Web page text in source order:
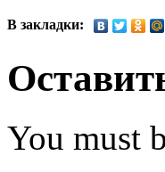
В закладки:
You must